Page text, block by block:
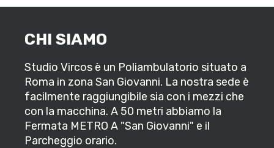
CHI SIAMO
Studio Vircos è un Poliambulatorio situato a
Roma in zona San Giovanni. La nostra sede è
facilmente raggiungibile sia con i mezzi che
con la macchina. A 50 metri abbiamo la
Fermata METRO A "San Giovanni" e il
Parcheggio orario.